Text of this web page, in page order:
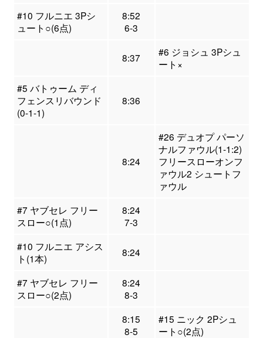
#10 フルニエ 3Pシ
ュート○(6点)
8:52
6-3
8:37
#6 ジョシュ 3Pシュ
ート×
#5 バトゥーム ディ
フェンスリバウンド
(0-1-1)
8:36
8:24
#26 デュオプ パーソ
ナルファウル(1-1:2)
フリースローオンフ
ァウル2 シュートフ
ァウル
#7 ヤブセレ フリー
スロー○(1点)
8:24
7-3
#10 フルニエ アシス
ト(1本)
8:24
#7 ヤブセレ フリー
スロー○(2点)
8:24
8-3
8:15
8-5
#15 ニック 2Pシュ
ート○(2点)